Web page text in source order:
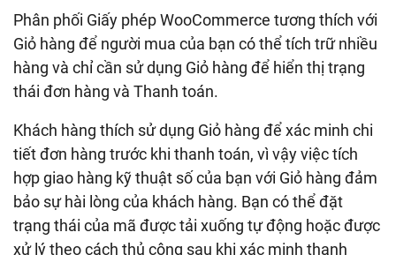
Phân phối Giấy phép WooCommerce tương thích với
Giỏ hàng để người mua của bạn có thể tích trữ nhiều
hàng và chỉ cần sử dụng Giỏ hàng để hiển thị trạng
thái đơn hàng và Thanh toán.
Khách hàng thích sử dụng Giỏ hàng để xác minh chi
tiết đơn hàng trước khi thanh toán, vì vậy việc tích
hợp giao hàng kỹ thuật số của bạn với Giỏ hàng đảm
bảo sự hài lòng của khách hàng. Bạn có thể đặt
trạng thái của mã được tải xuống tự động hoặc được
xử lý theo cách thủ công sau khi xác minh thanh